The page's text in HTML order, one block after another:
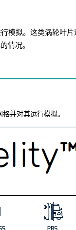
模拟。这类涡轮叶
情况。
并对其运行模拟。